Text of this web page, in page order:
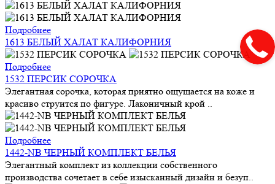
Подробнее
1613 БЕЛЫЙ ХАЛАТ КАЛИФОРНИЯ
Подробнее
1532 ПЕРСИК СОРОЧКА
Элегантная сорочка, которая приятно ощущается на коже и
красиво струится по фигуре. Лаконичный крой ..
Подробнее
1442-NB ЧЕРНЫЙ КОМПЛЕКТ БЕЛЬЯ
Элегантный комплект из коллекции собственного
производства сочетает в себе изысканный дизайн и безуп..